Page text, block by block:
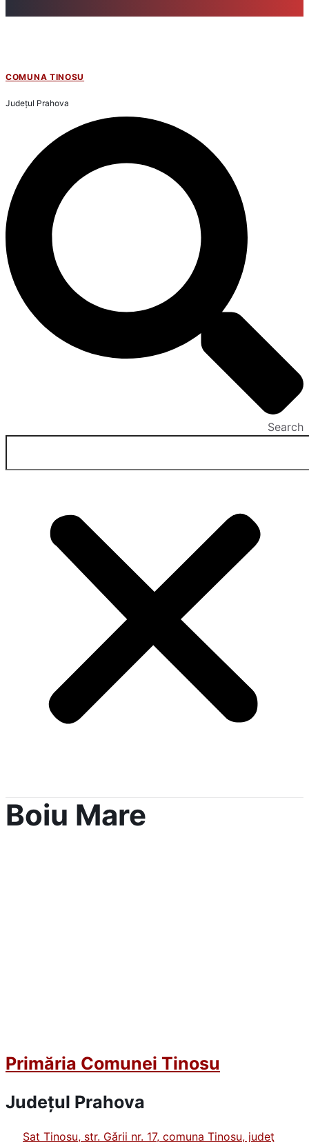
COMUNA TINOSU
Județul Prahova
Search
Boiu Mare
Primăria Comunei Tinosu
Județul Prahova
Sat Tinosu, str. Gǎrii nr. 17, comuna Tinosu, judeţ